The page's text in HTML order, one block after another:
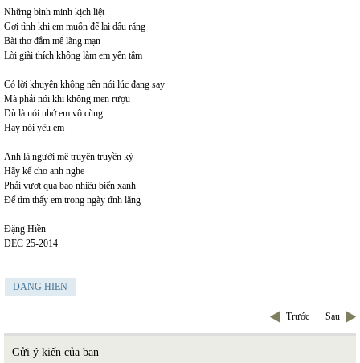
Những bình minh kịch liệt
Gợi tình khi em muốn để lại dấu răng
Bài thơ đắm mê lãng mạn
Lời giài thích không làm em yên tâm
Có lời khuyên không nên nói lúc đang say
Mà phải nói khi không men rượu
Dù là nói nhớ em vô cùng
Hay nói yêu em
Anh là người mê truyện truyền kỳ
Hãy kể cho anh nghe
Phải vượt qua bao nhiêu biển xanh
Để tìm thấy em trong ngày tĩnh lặng
Đặng Hiền
DEC 25-2014
DANG HIEN
Trước Sau
Gửi ý kiến của bạn